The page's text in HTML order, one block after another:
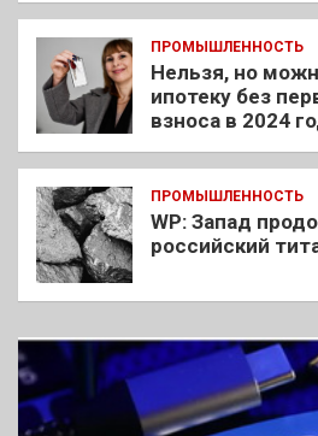
ПРОМЫШЛЕННОСТЬ
Нельзя, но
ипотеку без
взноса в 2024
ПРОМЫШЛЕННОСТЬ
WP: Запад
российский